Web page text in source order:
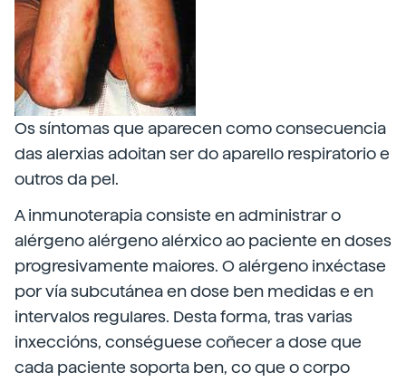
Os síntomas que aparecen como consecuencia
das alerxias adoitan ser do aparello respiratorio e
outros da pel.
A inmunoterapia consiste en administrar o
alérgeno alérgeno alérxico ao paciente en doses
progresivamente maiores. O alérgeno inxéctase
por vía subcutánea en dose ben medidas e en
intervalos regulares. Desta forma, tras varias
inxeccións, conséguese coñecer a dose que
cada paciente soporta ben, co que o corpo